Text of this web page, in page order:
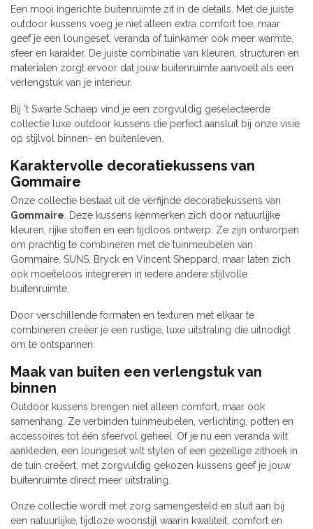
Een mooi ingerichte buitenruimte zit in de details. Met de juiste
outdoor kussens voeg je niet alleen extra comfort toe, maar
geef je een loungeset, veranda of tuinkamer ook meer warmte,
sfeer en karakter. De juiste combinatie van kleuren, structuren en
materialen zorgt ervoor dat jouw buitenruimte aanvoelt als een
verlengstuk van je interieur.
Bij 't Swarte Schaep vind je een zorgvuldig geselecteerde
collectie luxe outdoor kussens die perfect aansluit bij onze visie
op stijlvol binnen- en buitenleven.
Karaktervolle decoratiekussens van
Gommaire
Onze collectie bestaat uit de verfijnde decoratiekussens van
Gommaire . Deze kussens kenmerken zich door natuurlijke
kleuren, rijke stoffen en een tijdloos ontwerp. Ze zijn ontworpen
om prachtig te combineren met de tuinmeubelen van
Gommaire, SUNS, Bryck en Vincent Sheppard, maar laten zich
ook moeiteloos integreren in iedere andere stijlvolle
buitenruimte.
Door verschillende formaten en texturen met elkaar te
combineren creëer je een rustige, luxe uitstraling die uitnodigt
om te ontspannen.
Maak van buiten een verlengstuk van
binnen
Outdoor kussens brengen niet alleen comfort, maar ook
samenhang. Ze verbinden tuinmeubelen, verlichting, potten en
accessoires tot één sfeervol geheel. Of je nu een veranda wilt
aankleden, een loungeset wilt stylen of een gezellige zithoek in
de tuin creëert, met zorgvuldig gekozen kussens geef je jouw
buitenruimte direct meer uitstraling.
Onze collectie wordt met zorg samengesteld en sluit aan bij
een natuurlijke, tijdloze woonstijl waarin kwaliteit, comfort en